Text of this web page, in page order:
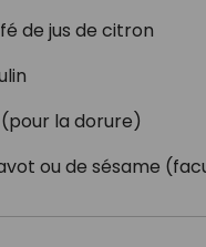
de jus de citron
la dorure)
ou de sésame